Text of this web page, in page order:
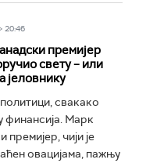
20:46
премијер
свету – или
јеловнику
свакако
финансија. Марк
чији је
овацијама, пажњу